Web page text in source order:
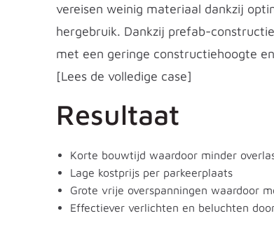
vereisen weinig materiaal dankzij
hergebruik. Dankzij prefab-
met een geringe constructiehoogte
[Lees de volledige case]
Resultaat
Korte bouwtijd waardoor minder
Lage kostprijs per parkeerplaats
Grote vrije overspanningen waardoor
Effectiever verlichten en beluchten